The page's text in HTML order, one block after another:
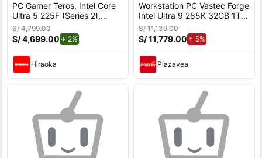
PC Gamer Teros, Intel Core
Ultra 5 225F (Series 2),
NVIDIA GeForce RTX 5050,
16GB RAM, disco sólido de
500GB, modelo
PCTRC5TE8103G
S/ 4,799.00
S/ 4,699.00 2%
Hiraoka
Workstation PC Vastec Forge
Intel Ultra 9 285K 32GB 1TB
SSD NVIDIA RTX 5060 Ti 16
GB Windows 11 Pro
S/ 11,139.00
S/ 11,779.00 5%de aumento.
Plazavea